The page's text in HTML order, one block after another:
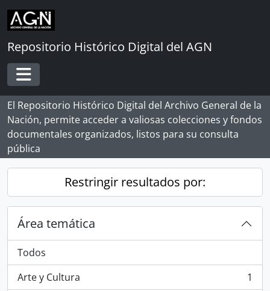
Skip to main content
Repositorio Histórico Digital del AGN
Toggle navigation
El Repositorio Histórico Digital del Archivo General de la
Nación, permite acceder a valiosas colecciones y fondos
documentales organizados, listos para su consulta
pública
Restringir resultados por:
Área temática
Todos
Arte y Cultura
, 1 resultados
1